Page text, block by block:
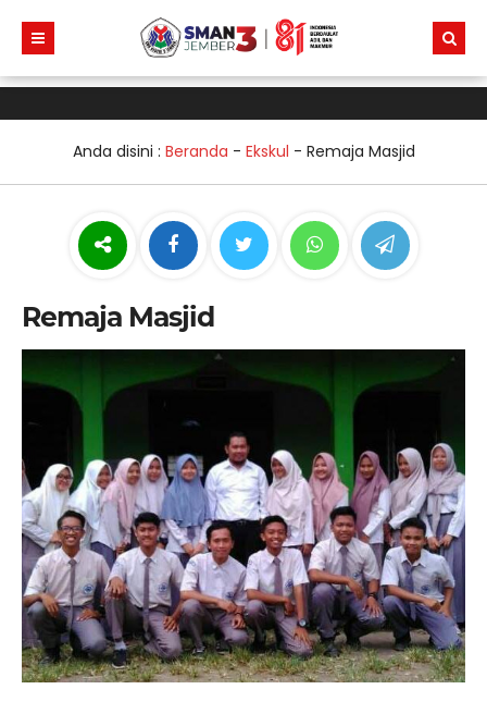
Anda disini : Beranda - Ekskul - Remaja Masjid
Remaja Masjid